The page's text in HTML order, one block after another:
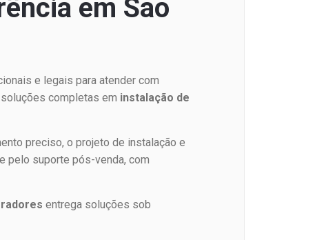
em São
e legais para atender com
completas em instalação de
preciso, o projeto de instalação e
pelo suporte pós-venda, com
entrega soluções sob